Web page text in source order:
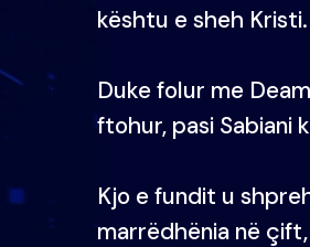
kështu e sheh Kristi.
Duke folur me
ftohur, pasi Sabiani
Kjo e fundit u
marrëdhënia në